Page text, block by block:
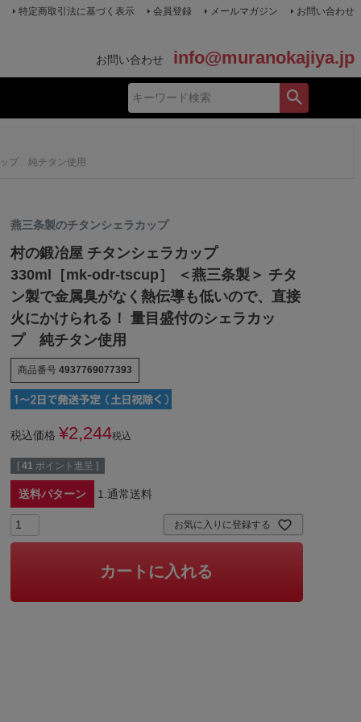
特定商取引法に基づく表示 会員登録 メールマガジン お問い合わせ
お問い合わせ info@muranokajiya.jp
プ 純チタン使用
燕三条製のチタンシェラカップ
村の鍛冶屋 チタンシェラカップ
330ml［mk-odr-tscup］ ＜燕三条製＞ チタ
ン製で金属臭がなく熱伝導も低いので、直接
火にかけられる！ 量目盛付のシェラカッ
プ 純チタン使用
商品番号 4937769077393
税込価格 ¥2,244税込
[ 41 ポイント進呈 ]
送料パターン 1.通常送料
お気に入りに登録する
カートに入れる